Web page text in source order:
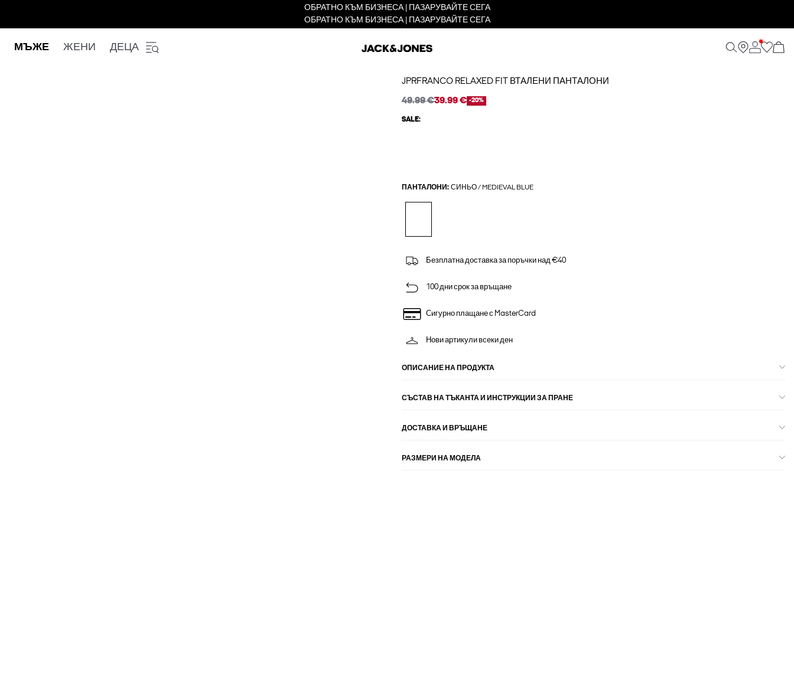
ОБРАТНО КЪМ БИЗНЕСА | ПАЗАРУВАЙТЕ СЕГА
ОБРАТНО КЪМ БИЗНЕСА | ПАЗАРУВАЙТЕ СЕГА
МЪЖЕ ЖЕНИ ДЕЦА
JPRFRANCO RELAXED FIT ВТАЛЕНИ ПАНТАЛОНИ
49.99 €39.99 € -20%
SALE:
ПАНТАЛОНИ: СИНЬО / MEDIEVAL BLUE
Безплатна доставка за поръчки над €40
100 дни срок за връщане
Сигурно плащане с MasterCard
Нови артикули всеки ден
ОПИСАНИЕ НА ПРОДУКТА
СЪСТАВ НА ТЪКАНТА И ИНСТРУКЦИИ ЗА ПРАНЕ
ДОСТАВКА И ВРЪЩАНЕ
РАЗМЕРИ НА МОДЕЛА